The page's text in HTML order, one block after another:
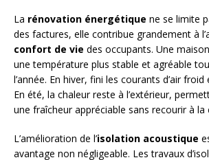
La rénovation énergétique ne se limite
des factures, elle contribue grandement à
confort de vie des occupants. Une
une température plus stable et agréable
l’année. En hiver, fini les courants d’air
En été, la chaleur reste à l’extérieur,
une fraîcheur appréciable sans recourir à la
L’amélioration de l’isolation acoustique
avantage non négligeable. Les travaux